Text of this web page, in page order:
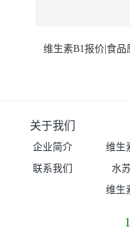
维生素B1报价|食品
关于我们
企业简介
联系我们
维生
水
维生